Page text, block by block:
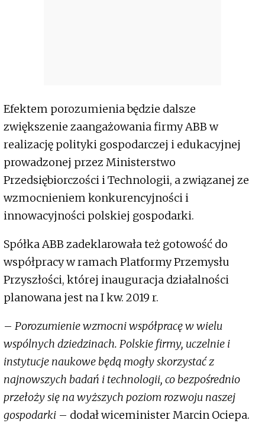
Efektem porozumienia będzie dalsze
zwiększenie zaangażowania firmy ABB w
realizację polityki gospodarczej i edukacyjnej
prowadzonej przez Ministerstwo
Przedsiębiorczości i Technologii, a związanej ze
wzmocnieniem konkurencyjności i
innowacyjności polskiej gospodarki.
Spółka ABB zadeklarowała też gotowość do
współpracy w ramach Platformy Przemysłu
Przyszłości, której inauguracja działalności
planowana jest na I kw. 2019 r.
– Porozumienie wzmocni współpracę w wielu
wspólnych dziedzinach. Polskie firmy, uczelnie i
instytucje naukowe będą mogły skorzystać z
najnowszych badań i technologii, co bezpośrednio
przełoży się na wyższych poziom rozwoju naszej
gospodarki – dodał wiceminister Marcin Ociepa.